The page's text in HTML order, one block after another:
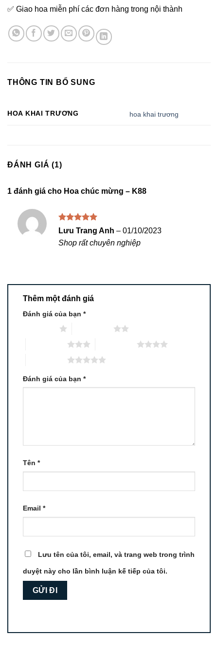
✅ Giao hoa miễn phí các đơn hàng trong nội thành
THÔNG TIN BỔ SUNG
HOA KHAI TRƯƠNG hoa khai trương
ĐÁNH GIÁ (1)
1 đánh giá cho Hoa chúc mừng – K88
Được xếp
sao
Lưu Trang Anh – 01/10/2023
Shop rất chuyên nghiệp
Thêm một đánh giá
Đánh giá của bạn *
Đánh giá của bạn *
Tên *
Email *
Lưu tên của tôi, email, và trang web trong trình
duyệt này cho lần bình luận kế tiếp của tôi.